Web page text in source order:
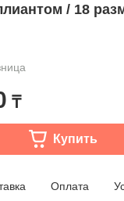
/ 18
₸
Купить
Оплата